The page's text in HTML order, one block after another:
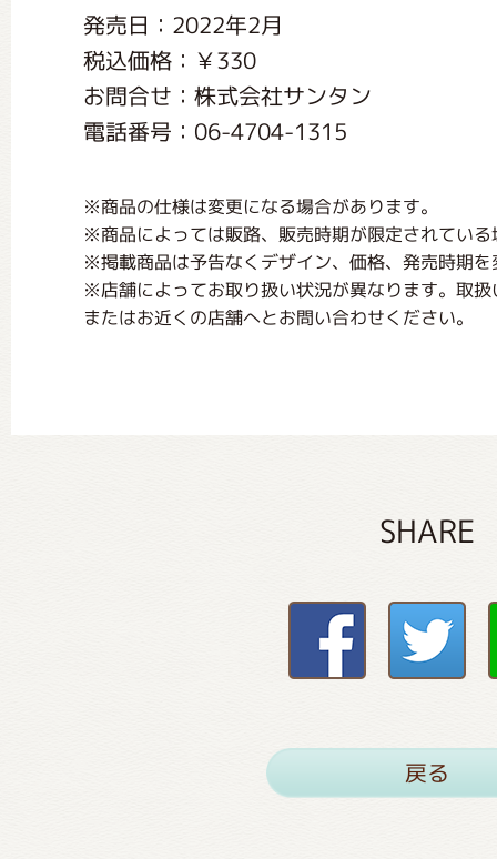
発売日：2022年2月
税込価格：￥330
お問合せ：株式会社サンタン
電話番号：06-4704-1315
※商品の仕様は変更になる場合があります。
※商品によっては販路、販売時期が限定されてい
※掲載商品は予告なくデザイン、価格、発売時期
※店舗によってお取り扱い状況が異なります。取
またはお近くの店舗へとお問い合わせください。
SHARE
戻る
くまのがっこう しょくいんしつ
くまのがっこう 家庭科部